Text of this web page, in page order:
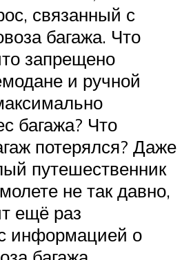
связанный с
багажа. Что
запрещено
и ручной
багажа? Что
потерялся? Даже
путешественник
не так давно,
ещё раз
информацией о